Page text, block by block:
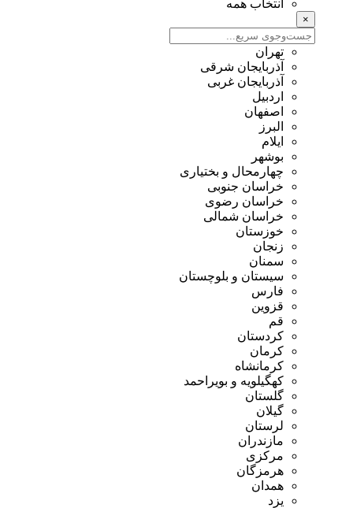
انتخاب همه
×
تهران
آذربایجان شرقی
آذربایجان غربی
اردبیل
اصفهان
البرز
ایلام
بوشهر
چهارمحال و بختیاری
خراسان جنوبی
خراسان رضوی
خراسان شمالی
خوزستان
زنجان
سمنان
سیستان و بلوچستان
فارس
قزوین
قم
کردستان
کرمان
کرمانشاه
کهگیلویه و بویراحمد
گلستان
گیلان
لرستان
مازندران
مرکزی
هرمزگان
همدان
یزد